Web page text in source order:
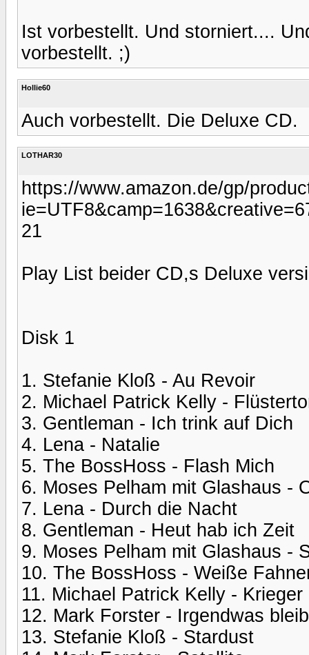
Ist vorbestellt. Und storniert....
vorbestellt. ;)
Hollie60
Auch vorbestellt. Die Deluxe CD.
LOTHAR30
https://www.amazon.de/gp/
21
Play List beider CD,s Deluxe
Disk 1
1. Stefanie Kloß - Au Revoir
2. Michael Patrick Kelly -
3. Gentleman - Ich trink auf Dich
4. Lena - Natalie
5. The BossHoss - Flash Mich
6. Moses Pelham mit Glashaus -
7. Lena - Durch die Nacht
8. Gentleman - Heut hab ich Zeit
9. Moses Pelham mit Glashaus -
10. The BossHoss - Weiße
11. Michael Patrick Kelly -
12. Mark Forster - Irgendwas
13. Stefanie Kloß - Stardust